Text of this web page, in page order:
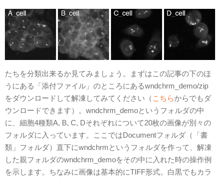
たちを分類出来るか見てみましょう。まずはこの記事の下のほ
うにある「添付ファイル」のところにあるwndchrm_demo/zip
をダウンロードして解凍してみてください（ こちらからでもダ
ウンロードできます）。wndchrm_demoというフォルダの中
に、 細胞4種類A, B, C, Dそれぞれについて20枚の画像が別々の
フォルダに入っています。
ここではDocumentフォルダ（「書
類」フォルダ）直下にwndchrmというフォルダを作って、解凍
した親フォルダのwndchrm_demoをその中に入れた時の操作例
を示します。ちなみに画像は基本的にTIFF形式。白黒でもカラ